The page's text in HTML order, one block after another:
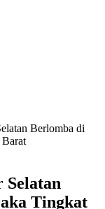
Berlomba di
Barat
Selatan
Tingkat